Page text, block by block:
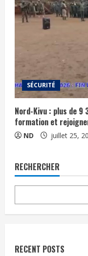
SÉCURITÉ
Nord-Kivu : plus de 9
formation et
ND juillet 25,
RECHERCHER
RECENT POSTS